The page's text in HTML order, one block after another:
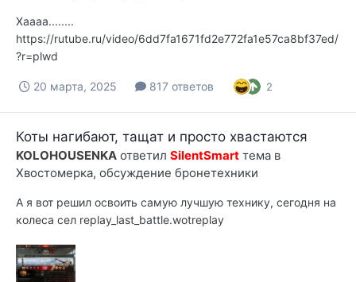
Хаааа........
https://rutube.ru/video/6dd7fa1671fd2e772fa1e57ca8bf37ed/
?r=plwd
20 марта, 2025 817 ответов 2
Коты нагибают, тащат и просто хвастаются
KOLOHOUSENKA ответил SilentSmart тема в
Хвостомерка, обсуждение бронетехники
А я вот решил освоить самую лучшую технику, сегодня на
колеса сел replay_last_battle.wotreplay